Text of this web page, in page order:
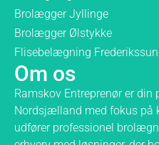
Brolægger Jyllinge
Brolægger Ølstykke
Flisebelægning
Om os
Ramskov Entreprenør er
Nordsjælland med fokus på
udfører professionel